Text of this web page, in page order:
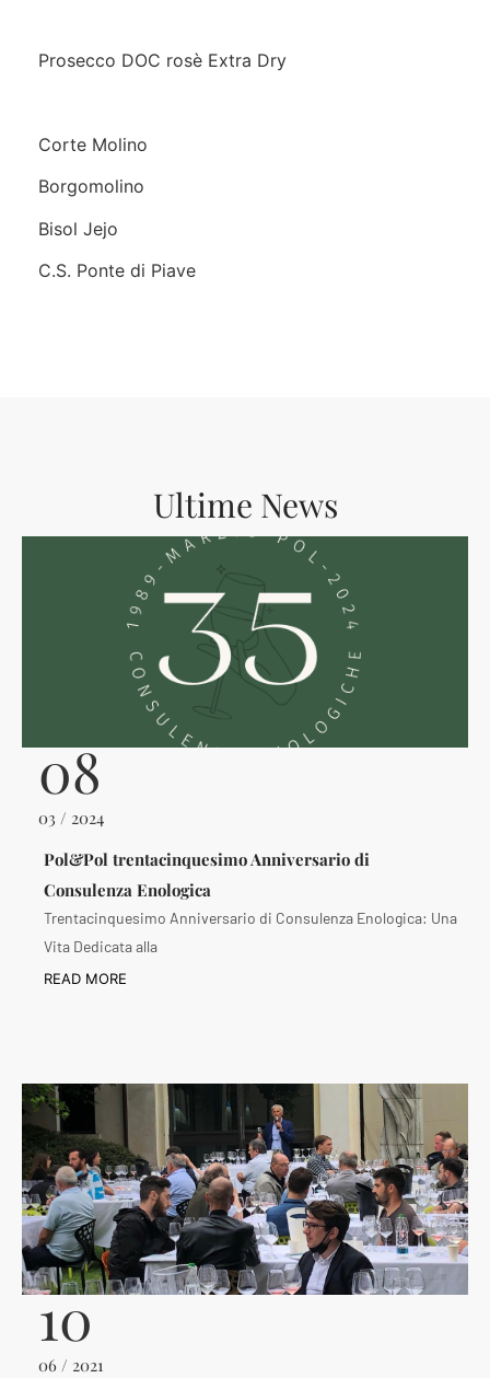
Prosecco DOC rosè Extra Dry
Corte Molino
Borgomolino
Bisol Jejo
C.S. Ponte di Piave
Ultime News
08
03 / 2024
Pol&Pol trentacinquesimo Anniversario di
Consulenza Enologica
Trentacinquesimo Anniversario di Consulenza Enologica: Una
Vita Dedicata alla
READ MORE
10
06 / 2021